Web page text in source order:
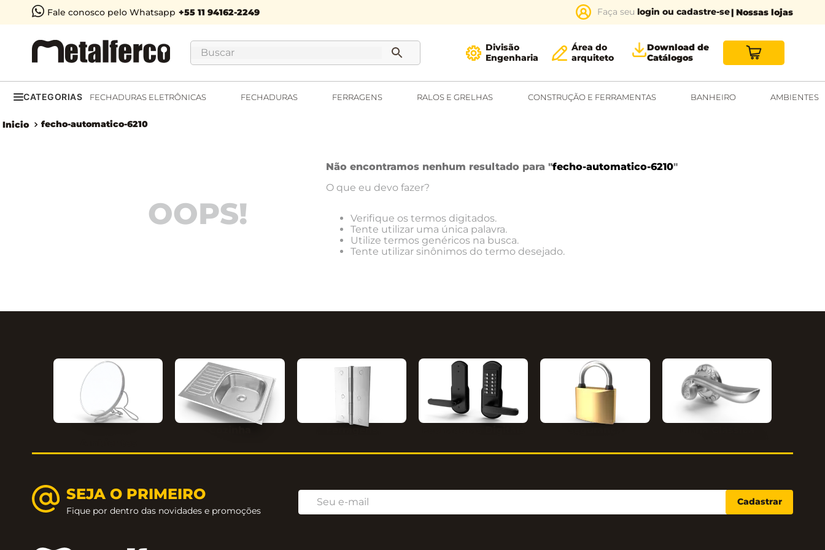
Fale conosco pelo Whatsapp login ou cadastre-se| Nossas lojas
Buscar
Divisão
Engenharia
Área do
arquiteto
Download de
Catálogos
CATEGORIAS FECHADURAS ELETRÔNICAS FECHADURAS FERRAGENS RALOS E GRELHAS CONSTRUÇÃO E FERRAMENTAS BANHEIRO AMBIENTES
fecho-automatico-6210
OOPS!
Não encontramos nenhum resultado para "fecho-automatico-6210"
O que eu devo fazer?
Verifique os termos digitados.
Tente utilizar uma única palavra.
Utilize termos genéricos na busca.
Tente utilizar sinônimos do termo desejado.
Ferragens
SEJA O PRIMEIRO
Fique por dentro das novidades e promoções
Cadastrar